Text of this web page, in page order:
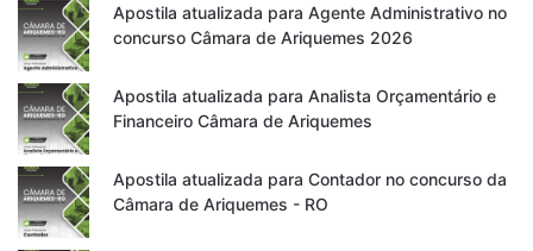
Apostila atualizada para Agente Administrativo no
concurso Câmara de Ariquemes 2026
Apostila atualizada para Analista Orçamentário e
Financeiro Câmara de Ariquemes
Apostila atualizada para Contador no concurso da
Câmara de Ariquemes - RO